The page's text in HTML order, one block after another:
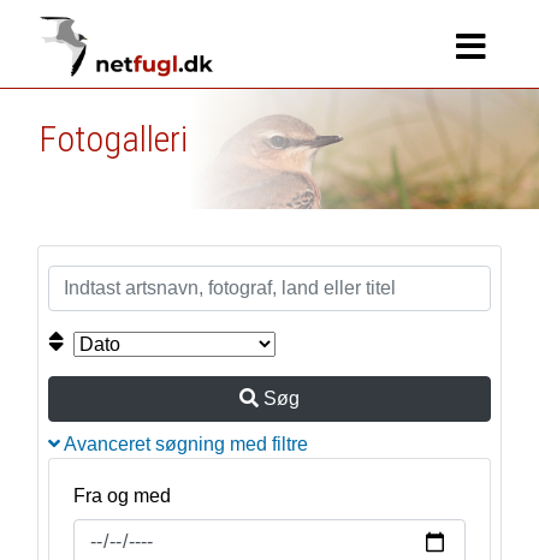
Fotogalleri
Søg
Avanceret søgning med filtre
Fra og med